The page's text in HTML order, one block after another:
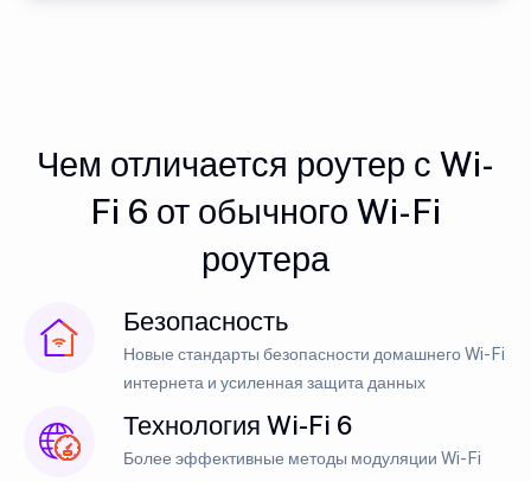
Чем отличается роутер с Wi-
Fi 6 от обычного Wi-Fi
роутера
Безопасность
Новые стандарты безопасности домашнего Wi-Fi
интернета и усиленная защита данных
Технология Wi-Fi 6
Более эффективные методы модуляции Wi-Fi